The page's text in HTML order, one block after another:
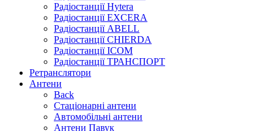
Радіостанції Hytera
Радіостанції EXCERA
Радіостанції ABELL
Радіостанції CHIERDA
Радіостанції ICOM
Радіостанції ТРАНСПОРТ
Ретранслятори
Антени
Back
Стаціонарні антени
Автомобільні антени
Антени Павук